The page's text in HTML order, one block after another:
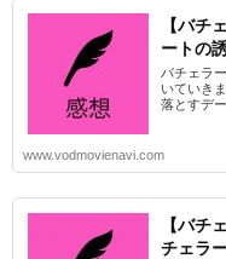
【バチ
ートの
バチェラ
いていき
落とすデー
www.vodmovienavi.com
【バチ
チェラ